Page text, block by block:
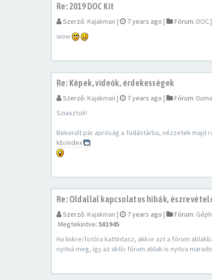
Re: 2019 DOC Kit
Szerző: Kajakman ¦ 7 years ago ¦ Fórum: DOC¦
wow
Re: Képek, videók, érdekességek
Szerző: Kajakman ¦ 7 years ago ¦ Fórum:
Sziasztok!
Bekerült pár apróság a Tudástárba, nézzetek
kb/index
Re: Oldallal kapcsolatos hibák,
Szerző: Kajakman ¦ 7 years ago ¦ Fórum:
Megtekintve: 581945
Ha linkre/fotóra kattintasz, akkor azt a fórum
nyitná meg, így az aktív fórum ablak is nyitva